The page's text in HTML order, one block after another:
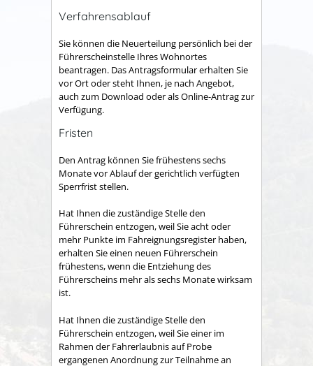
Verfahrensablauf
Sie können die Neuerteilung persönlich bei der
Führerscheinstelle Ihres Wohnortes
beantragen. Das Antragsformular erhalten Sie
vor Ort oder steht Ihnen, je nach Angebot,
auch zum Download oder als Online-Antrag zur
Verfügung.
Fristen
Den Antrag können Sie frühestens sechs
Monate vor Ablauf der gerichtlich verfügten
Sperrfrist stellen.
Hat Ihnen die zuständige Stelle den
Führerschein entzogen, weil Sie acht oder
mehr Punkte im Fahreignungsregister haben,
erhalten Sie einen neuen Führerschein
frühestens, wenn die Entziehung des
Führerscheins mehr als sechs Monate wirksam
ist.
Hat Ihnen die zuständige Stelle den
Führerschein entzogen, weil Sie einer im
Rahmen der Fahrerlaubnis auf Probe
ergangenen Anordnung zur Teilnahme an